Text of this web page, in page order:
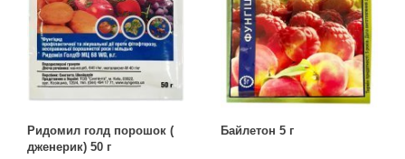
Ридомил голд порошок (
дженерик) 50 г
Байлетон 5 г